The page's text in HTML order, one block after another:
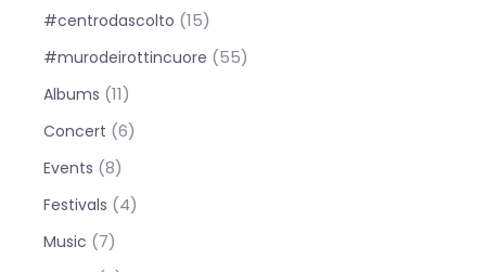
#centrodascolto (15)
#murodeirottincuore (55)
Albums (11)
Concert (6)
Events (8)
Festivals (4)
Music (7)